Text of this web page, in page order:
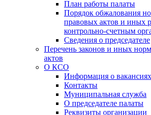
План работы палаты
Порядок обжалования
правовых актов и иных
контрольно-счетным
Сведения о председателе
Перечень законов и иных
актов
О КСО
Информация о вакансиях
Контакты
Муниципальная служба
О председателе палаты
Реквизиты организации